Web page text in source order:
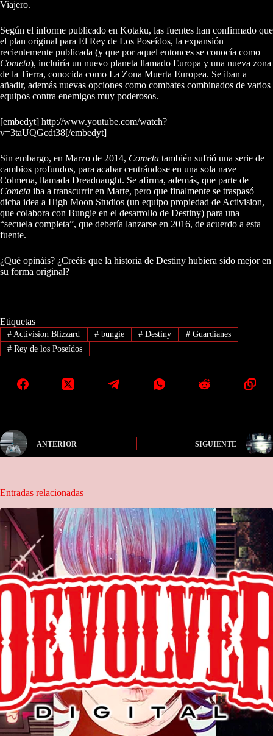
Viajero.
Según el informe publicado en Kotaku, las fuentes han confirmado que
el plan original para El Rey de Los Poseídos, la expansión
recientemente publicada (y que por aquel entonces se conocía como
Cometa), incluiría un nuevo planeta llamado Europa y una nueva zona
de la Tierra, conocida como La Zona Muerta Europea. Se iban a
añadir, además nuevas opciones como combates combinados de varios
equipos contra enemigos muy poderosos.
[embedyt] http://www.youtube.com/watch?
v=3taUQGcdt38[/embedyt]
Sin embargo, en Marzo de 2014, Cometa también sufrió una serie de
cambios profundos, para acabar centrándose en una sola nave
Colmena, llamada Dreadnaught. Se afirma, además, que parte de
Cometa iba a transcurrir en Marte, pero que finalmente se traspasó
dicha idea a High Moon Studios (un equipo propiedad de Activision,
que colabora con Bungie en el desarrollo de Destiny) para una
“secuela completa”, que debería lanzarse en 2016, de acuerdo a esta
fuente.
¿Qué opináis? ¿Creéis que la historia de Destiny hubiera sido mejor en
su forma original?
Etiquetas
#Activision Blizzard #bungie # Destiny # Guardianes
#Rey de los Poseídos
ANTERIOR SIGUIENTE
Entradas relacionadas